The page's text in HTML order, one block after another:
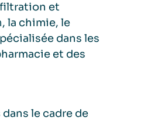
filtration et
la chimie, le
dans les
et des
le cadre de